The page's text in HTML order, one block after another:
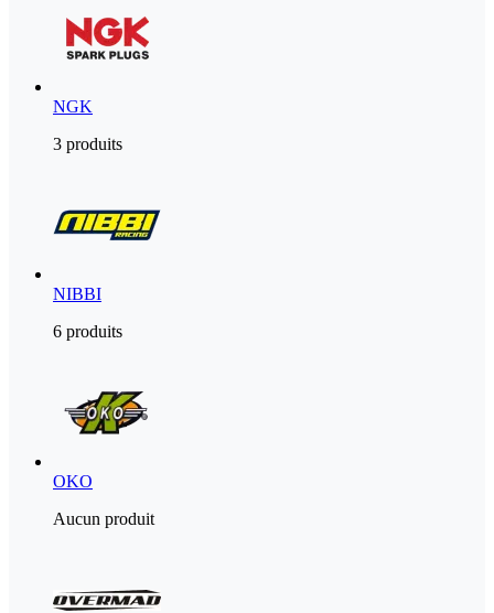
NGK
3 produits
NIBBI
6 produits
OKO
Aucun produit